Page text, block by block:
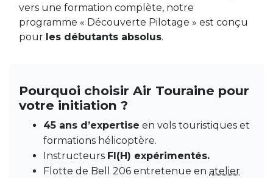
vers une formation complète, notre
programme « Découverte Pilotage » est conçu
pour les débutants absolus.
Pourquoi choisir Air Touraine pour
votre initiation ?
45 ans d’expertise en vols touristiques et
formations hélicoptère.
Instructeurs FI(H) expérimentés.
Flotte de Bell 206 entretenue en atelier